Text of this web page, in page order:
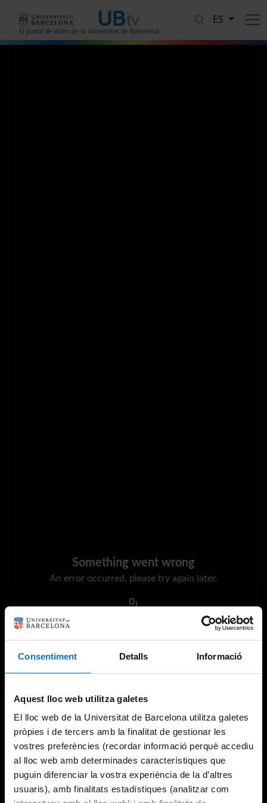
Consentiment Detalls Informació
Aquest lloc web utilitza galetes
El lloc web de la Universitat de Barcelona utilitza galetes
pròpies i de tercers amb la finalitat de gestionar les
vostres preferències (recordar informació perquè accediu
al lloc web amb determinades característiques que
puguin diferenciar la vostra experiència de la d’altres
usuaris), amb finalitats estadístiques (analitzar com
El portal de vídeo de la Universitat de Barcelona
ES
Something went wrong
An error occurred, please try again later.